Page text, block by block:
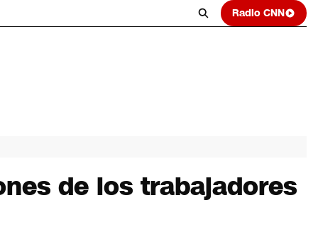
Radio CNN
de los trabajadores